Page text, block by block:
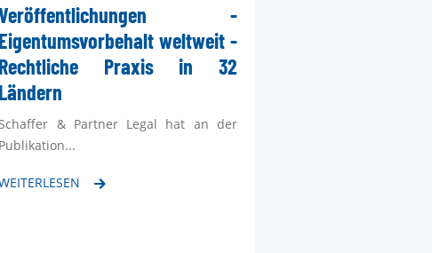
-
Eigentumsvorbehalt weltweit -
Rechtliche Praxis in 32
Ländern
Schaffer & Partner Legal hat an der
Publikation...